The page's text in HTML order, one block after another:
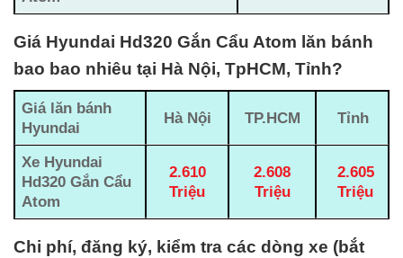
Giá Hyundai Hd320 Gắn Cẩu Atom lăn bánh
bao bao nhiêu tại Hà Nội, TpHCM, Tỉnh?
Giá lăn bánh
Hyundai
Hà Nội TP.HCM Tỉnh
Xe Hyundai
Hd320 Gắn Cẩu
Atom
2.610
Triệu
2.608
Triệu
2.605
Triệu
Chi phí, đăng ký, kiểm tra các dòng xe (bắt